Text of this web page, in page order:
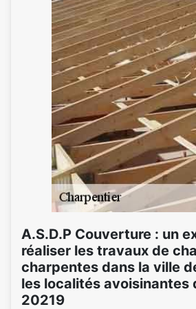
A.S.D.P Couverture : un
réaliser les travaux de
charpentes dans la ville
les localités avoisinantes
20219